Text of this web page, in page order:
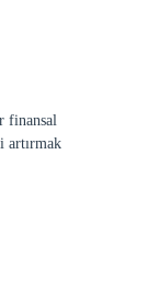
finansal
artırmak